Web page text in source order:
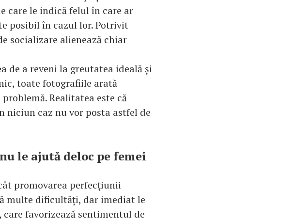
care le indică felul în care ar
posibil în cazul lor. Potrivit
socializare alienează chiar
de a reveni la greutatea ideală și
toate fotografiile arată
Realitatea este că
niciun caz nu vor posta astfel de
le ajută deloc pe femei
promovarea perfecțiunii
multe dificultăți, dar imediat le
favorizează sentimentul de